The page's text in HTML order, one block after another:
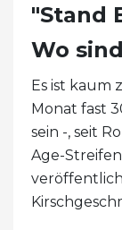
"Stand
Wo
Es ist kaum
Monat fast
sein -, seit
Age-